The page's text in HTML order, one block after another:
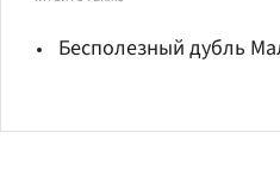
Бесполезный дубль